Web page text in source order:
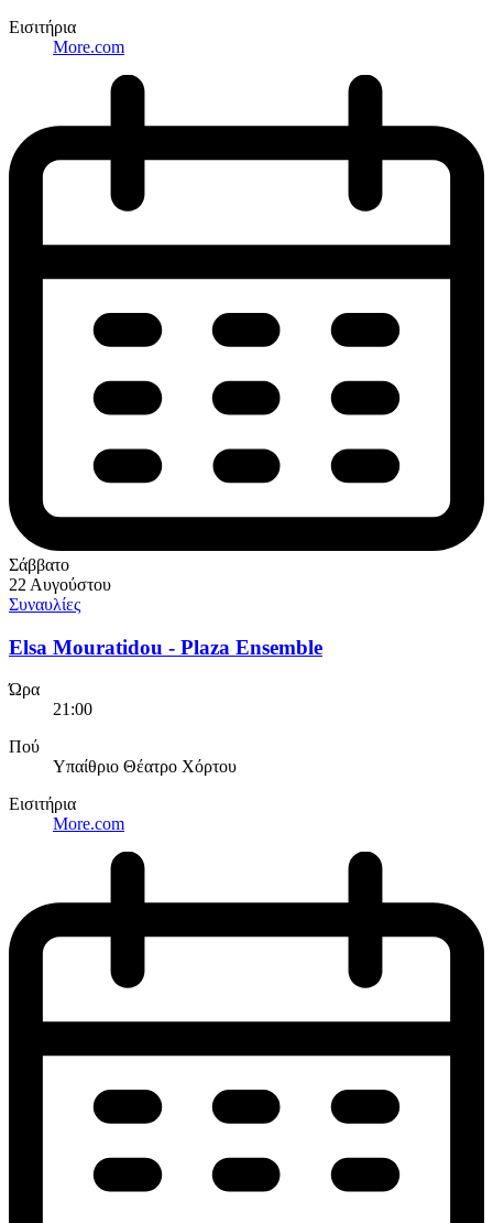
Εισιτήρια
More.com
Σάββατο
22 Αυγούστου
Συναυλίες
Elsa Mouratidou - Plaza Ensemble
Ώρα
21:00
Πού
Υπαίθριο Θέατρο Χόρτου
Εισιτήρια
More.com